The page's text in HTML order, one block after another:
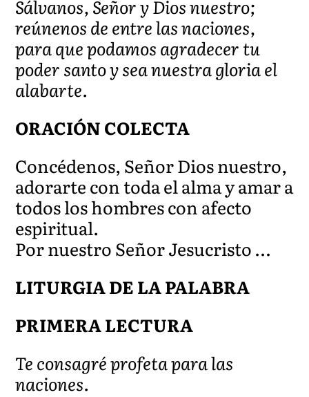
Sálvanos, Señor y Dios nuestro;
reúnenos de entre las naciones,
para que podamos agradecer tu
poder santo y sea nuestra gloria el
alabarte.
ORACIÓN COLECTA
Concédenos, Señor Dios nuestro,
adorarte con toda el alma y amar a
todos los hombres con afecto
espiritual.
Por nuestro Señor Jesucristo …
LITURGIA DE LA PALABRA
PRIMERA LECTURA
Te consagré profeta para las
naciones.